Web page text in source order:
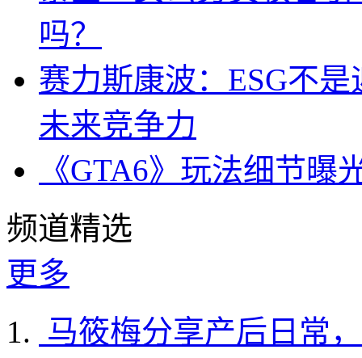
吗？
赛力斯康波：ESG不
未来竞争力
《GTA6》玩法细节
频道精选
更多
马筱梅分享产后日常